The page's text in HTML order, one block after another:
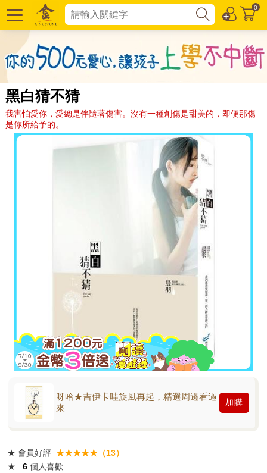
0
黑白猜不猜
我害怕愛你，愛總是伴隨著傷害。沒有一種創傷是甜美的，即便那傷
是你所給予的。
呀哈★吉伊卡哇旋風再起，精選周邊看過
來
加購
★ 會員好評 ★★★★★（13）
★
6 個人喜歡